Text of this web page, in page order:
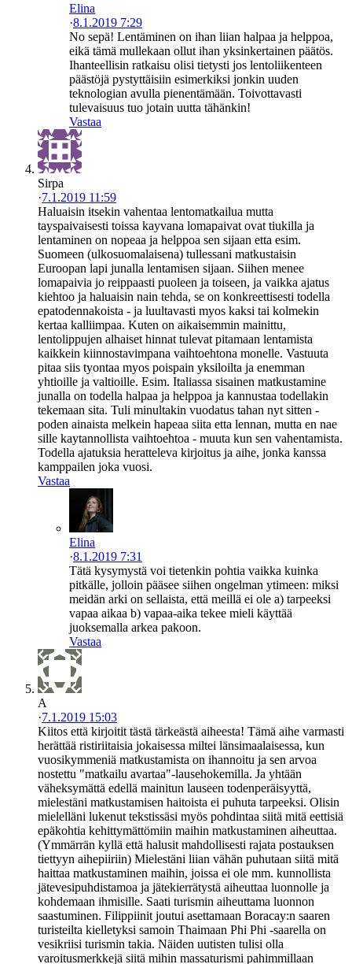
Elina
·8.1.2019 7:29
No sepä! Lentäminen on ihan liian halpaa ja helppoa,
eikä tämä mullekaan ollut ihan yksinkertainen päätös.
Ihanteellisin ratkaisu olisi tietysti jos lentoliikenteen
päästöjä pystyttäisiin esimerkiksi jonkin uuden
teknologian avulla pienentämään. Toivottavasti
tulevaisuus tuo jotain uutta tähänkin!
Vastaa
Sirpa
·7.1.2019 11:59
Haluaisin itsekin vahentaa lentomatkailua mutta
tayspaivaisesti toissa kayvana lomapaivat ovat tiukilla ja
lentaminen on nopeaa ja helppoa sen sijaan etta esim.
Suomeen (ulkosuomalaisena) tullessani matkustaisin
Euroopan lapi junalla lentamisen sijaan. Siihen menee
lomapaivia jo reippaasti puoleen ja toiseen, ja vaikka ajatus
kiehtoo ja haluaisin nain tehda, se on konkreettisesti todella
epatodennakoista - ja luultavasti myos kaksi tai kolmekin
kertaa kalliimpaa. Kuten on aikaisemmin mainittu,
lentolippujen alhaiset hinnat tulevat pitamaan lentamista
kaikkein kiinnostavimpana vaihtoehtona monelle. Vastuuta
pitaa siis tyontaa myos poispain yksiloilta ja enemman
yhtioille ja valtioille. Esim. Italiassa sisainen matkustamine
junalla on todella halpaa ja helppoa ja kannustaa todellakin
tekemaan sita. Tuli minultakin vuodatus tahan nyt sitten -
poden ainaista melkein hapeaa siita etta lennan, mutta en nae
sille kaytannollista vaihtoehtoa - muuta kun sen vahentamista.
Todella ajatuksia heratteleva kirjoitus ja aihe, jonka kanssa
kamppailen joka vuosi.
Vastaa
Elina
·8.1.2019 7:31
Tätä kysymystä voi tietenkin pohtia vaikka kuinka
pitkälle, jolloin pääsee siihen ongelman ytimeen: miksi
meidän arki on sellaista, että meillä ei ole a) tarpeeksi
vapaa aikaa b) vapaa-aika tekee mieli käyttää
juoksemalla arkea pakoon.
Vastaa
A
·7.1.2019 15:03
Kiitos että kirjoitit tästä tärkeästä aiheesta! Tämä aihe varmasti
herättää ristiriitaisia jokaisessa miltei länsimaalaisessa, kun
vuosikymmeniä matkustamista on ihannoitu ja sen arvoa
nostettu "matkailu avartaa"-lausehokemilla. Ja yhtään
väheksymättä edellä mainitun lauseen todenperäisyyttä,
mielestäni matkustamisen haitoista ei puhuta tarpeeksi. Olisin
mielelläni lukenut tekstissäsi myös pohdintaa siitä mitä eettisiä
epäkohtia kehittymättömiin maihin matkustaminen aiheuttaa.
(Ymmärrän kyllä että halusit mahdollisesti rajata postauksen
tiettyyn aihepiiriin) Mielestäni liian vähän puhutaan siitä mitä
haittaa matkustaminen maihin, joissa ei ole mm. kunnollista
jätevesipuhdistamoa ja jätekierrätystä aiheuttaa luonnolle ja
kohdemaan ihmisille. Saati turismin aiheuttama luonnon
saastuminen. Filippiinit joutui asettamaan Boracay:n saaren
turisteilta kielletyksi samoin Thaimaan Phi Phi -saarella on
vesikriisi turismin takia. Näiden uutisten tulisi olla
varoitusmerkkejä siitä mihin massaturismi pahimmillaan